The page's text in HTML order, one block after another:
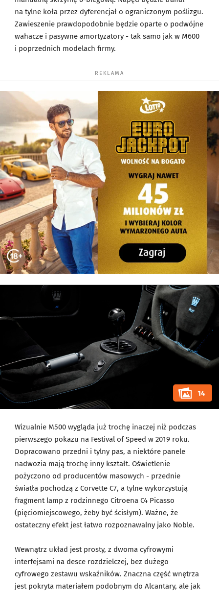
na tylne koła przez dyferencjał o ograniczonym poślizgu.
Zawieszenie prawdopodobnie będzie oparte o podwójne
wahacze i pasywne amortyzatory - tak samo jak w M600
i poprzednich modelach firmy.
REKLAMA
14
Wizualnie M500 wygląda już trochę inaczej niż podczas
pierwszego pokazu na Festival of Speed w 2019 roku.
Dopracowano przedni i tylny pas, a niektóre panele
nadwozia mają trochę inny kształt. Oświetlenie
pożyczono od producentów masowych - przednie
światła pochodzą z Corvette C7, a tylne wykorzystują
fragment lamp z rodzinnego Citroena C4 Picasso
(pięciomiejscowego, żeby być ścisłym). Ważne, że
ostateczny efekt jest łatwo rozpoznawalny jako Noble.
Wewnątrz układ jest prosty, z dwoma cyfrowymi
interfejsami na desce rozdzielczej, bez dużego
cyfrowego zestawu wskaźników. Znaczna część wnętrza
jest pokryta materiałem podobnym do Alcantary, ale jak